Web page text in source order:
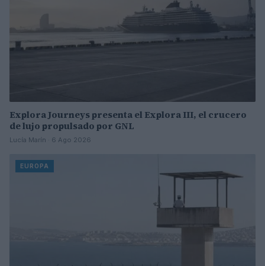
Explora Journeys presenta el Explora III, el crucero
de lujo propulsado por GNL
Lucía Marín · 6 Ago 2026
EUROPA